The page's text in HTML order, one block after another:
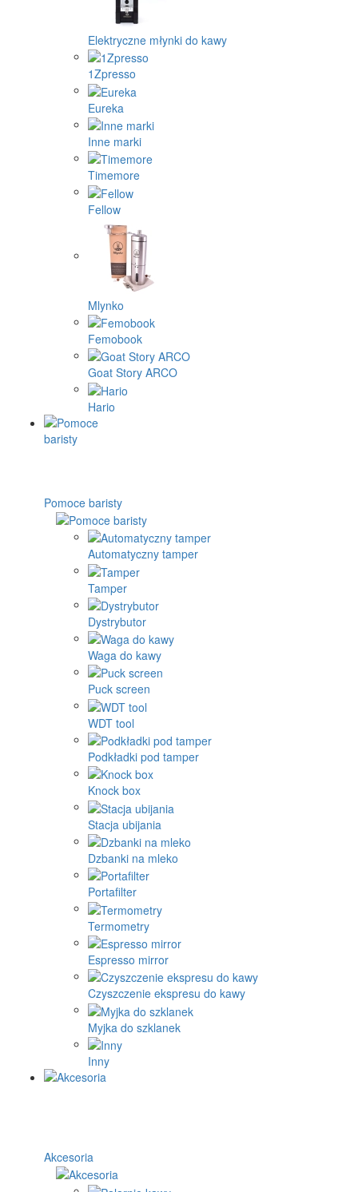
Elektryczne młynki do kawy
1Zpresso
Eureka
Inne marki
Timemore
Fellow
Mlynko
Femobook
Goat Story ARCO
Hario
Pomoce baristy
Automatyczny tamper
Tamper
Dystrybutor
Waga do kawy
Puck screen
WDT tool
Podkładki pod tamper
Knock box
Stacja ubijania
Dzbanki na mleko
Portafilter
Termometry
Espresso mirror
Czyszczenie ekspresu do kawy
Myjka do szklanek
Inny
Akcesoria